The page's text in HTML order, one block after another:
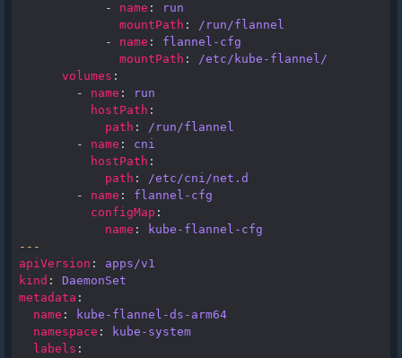
-
name :
run
mountPath :
/run/flannel
-
name :
flannel-cfg
mountPath :
/etc/kube-flannel/
volumes :
-
name :
run
hostPath :
path :
/run/flannel
-
name :
cni
hostPath :
path :
/etc/cni/net.d
-
name :
flannel-cfg
configMap :
name :
kube-flannel-cfg
---
apiVersion :
apps/v1
kind :
DaemonSet
metadata :
name :
kube-flannel-ds-arm64
namespace :
kube-system
labels :